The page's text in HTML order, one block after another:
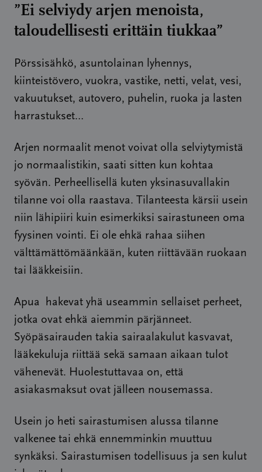
”Ei selviydy arjen menoista,
taloudellisesti erittäin tiukkaa”
Pörssisähkö, asuntolainan lyhennys,
kiinteistövero, vuokra, vastike, netti, velat, vesi,
vakuutukset, autovero, puhelin, ruoka ja lasten
harrastukset…
Arjen normaalit menot voivat olla selviytymistä
jo normaalistikin, saati sitten kun kohtaa
syövän. Perheellisellä kuten yksinasuvallakin
tilanne voi olla raastava. Tilanteesta kärsii usein
niin lähipiiri kuin esimerkiksi sairastuneen oma
fyysinen vointi. Ei ole ehkä rahaa siihen
välttämättömäänkään, kuten riittävään ruokaan
tai lääkkeisiin.
Apua hakevat yhä useammin sellaiset perheet,
jotka ovat ehkä aiemmin pärjänneet.
Syöpäsairauden takia sairaalakulut kasvavat,
lääkekuluja riittää sekä samaan aikaan tulot
vähenevät. Huolestuttavaa on, että
asiakasmaksut ovat jälleen nousemassa.
Usein jo heti sairastumisen alussa tilanne
valkenee tai ehkä ennemminkin muuttuu
synkäksi. Sairastumisen todellisuus ja sen kulut